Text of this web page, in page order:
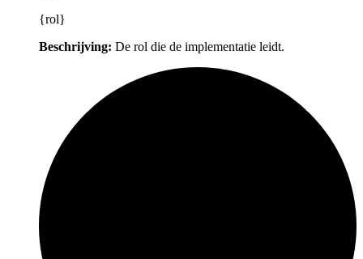
{rol}
Beschrijving: De rol die de implementatie leidt.